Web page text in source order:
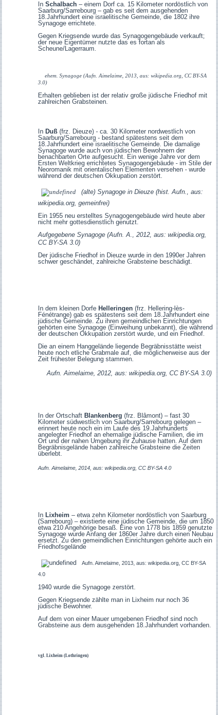
In Schalbach– einem Dorf ca. 15 Kilometer nordöstlich von
Saarburg/Sarrebourg – gab es seit dem ausgehenden
18.Jahrhundert eine israelitische Gemeinde, die 1802 ihre
Synagoge errichtete.
Gegen Kriegsende wurde das Synagogengebäude verkauft;
der neue Eigentümer nutzte das es fortan als
Scheune/Lagerraum.
ehem. Synagoge (Aufn. Aimelaime, 2013, aus: wikipedia.org, CC BY-SA
3.0)
Erhalten geblieben ist der relativ große jüdische Friedhof mit
zahlreichen Grabsteinen.
In Duß(frz. Dieuze) - ca. 30 Kilometer nordwestlich von
Saarburg/Sarrebourg - bestand spätestens seit dem
18.Jahrhundert eine israelitische Gemeinde. Die damalige
Synagoge wurde auch von jüdischen Bewohnern der
benachbarten Orte aufgesucht. Ein wenige Jahre vor dem
Ersten Weltkrieg errichtetes Synagogengebäude - im Stile der
Neoromanik mit orientalischen Elementen versehen - wurde
während der deutschen Okkupation zerstört.
(alte) Synagoge in Dieuze (hist. Aufn., aus:
wikipedia.org, gemeinfrei)
Ein 1955 neu erstelltes Synagogengebäude wird heute aber
nicht mehr gottesdienstlich genutzt.
Aufgegebene Synagoge (Aufn. A., 2012, aus: wikipedia.org,
CC BY-SA 3.0)
Der jüdische Friedhof in Dieuze wurde in den 1990er Jahren
schwer geschändet, zahlreiche Grabsteine beschädigt.
In dem kleinen Dorfe Helleringen(frz. Hellering-lès-
Fénétrange) gab es spätestens seit dem 18.Jahrhundert eine
jüdische Gemeinde. Zu ihren gemeindlichen Einrichtungen
gehörten eine Synagoge (Einweihung unbekannt), die während
der deutschen Okkupation zerstört wurde, und ein Friedhof.
Die an einem Hanggelände liegende Begräbnisstätte weist
heute noch etliche Grabmale auf, die möglicherweise aus der
Zeit frühester Belegung stammen.
Aufn. Aimelaime, 2012, aus: wikipedia.org, CC BY-SA 3.0)
In der Ortschaft Blankenberg (frz. Blâmont) – fast 30
Kilometer südwestlich von Saarburg/Sarrebourg gelegen –
erinnert heute noch ein im Laufe des 19.Jahrhunderts
angelegter Friedhof an ehemalige jüdische Familien, die im
Ort und der nahen Umgebung ihr Zuhause hatten. Auf dem
Begräbnisgelände haben zahlreiche Grabsteine die Zeiten
überlebt.
Aufn. Aimelaime, 2014, aus: wikipedia.org, CC BY-SA 4.0
In Lixheim – etwa zehn Kilometer nordöstlich von Saarburg
(Sarrebourg) – existierte eine jüdische Gemeinde, die um 1850
etwa 210 Angehörige besaß. Eine von 1778 bis 1859 genutzte
Synagoge wurde Anfang der 1860er Jahre durch einen Neubau
ersetzt. Zu den gemeindlichen Einrichtungen gehörte auch ein
Friedhofsgelände
Aufn. Aimelaime, 2013, aus: wikipedia.org, CC BY-SA
4.0
1940 wurde die Synagoge zerstört.
Gegen Kriegsende zählte man in Lixheim nur noch 36
jüdische Bewohner.
Auf dem von einer Mauer umgebenen Friedhof sind noch
Grabsteine aus dem ausgehenden 18.Jahrhundert vorhanden.
vgl. Lixheim (Lothringen)